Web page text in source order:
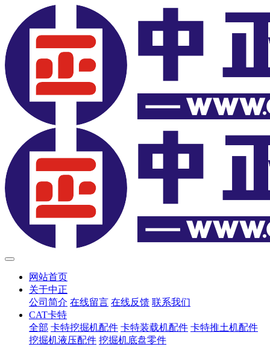
网站首页
关于中正
公司简介 在线留言 在线反馈 联系我们
CAT卡特
全部 卡特挖掘机配件 卡特装载机配件 卡特推土机配件
挖掘机液压配件 挖掘机底盘零件